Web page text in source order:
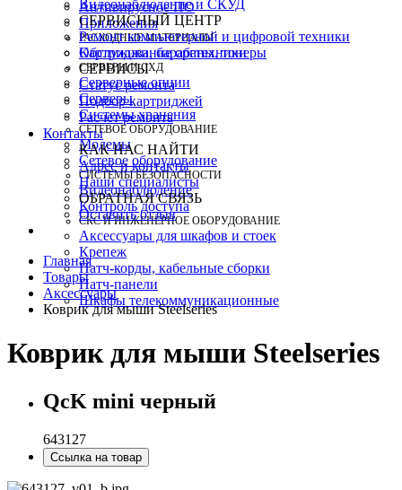
Антивирусное ПО
Приложения
РАСХОДНЫЕ МАТЕРИАЛЫ
Картриджи, барабаны, тонеры
СЕРВЕРЫ И СХД
Серверные опции
Серверы
Системы хранения
СЕТЕВОЕ ОБОРУДОВАНИЕ
Модемы
Сетевое оборудование
СИСТЕМЫ БЕЗОПАСНОСТИ
Видеонаблюдение
Контроль доступа
СКС И ИНЖЕНЕРНОЕ ОБОРУДОВАНИЕ
Аксессуары для шкафов и стоек
Крепеж
Патч-корды, кабельные сборки
Патч-панели
Шкафы телекоммуникационные
Видеонаблюдение и СКУД
СЕРВИСНЫЙ ЦЕНТР
Ремонт компьютерной и цифровой техники
Обслуживание оргтехники
СЕРВИСЫ
Статус ремонта
Подбор картриджей
Расчет ремонта
Контакты
КАК НАС НАЙТИ
Адрес и контакты
Наши специалисты
ОБРАТНАЯ СВЯЗЬ
Оставить отзыв
Главная
Товары
Аксессуары
Коврик для мыши Steelseries
Коврик для мыши Steelseries
QcK mini черный
643127
Ссылка на товар